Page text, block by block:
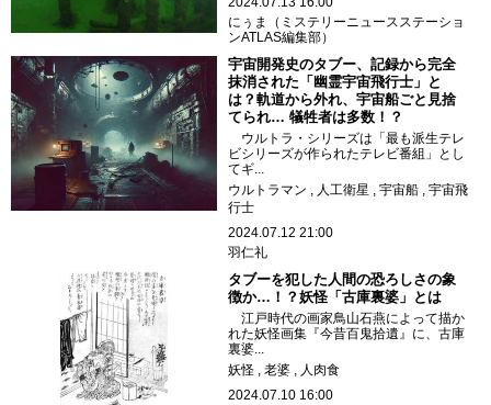
にぅま（ミステリーニュースステーショ
ンATLAS編集部）
宇宙開発史のタブー、記録から完全
抹消された「幽霊宇宙飛行士」と
は？軌道から外れ、宇宙船ごと見捨
てられ… 犠牲者は多数！？
ウルトラ・シリーズは「最も派生テレ
ビシリーズが作られたテレビ番組」とし
てギ...
ウルトラマン
人工衛星 宇宙船
宇宙飛
行士
2024.07.12 21:00
羽仁礼
タブーを犯した人間の恐ろしさの象
徴か…！？妖怪「古庫裏婆」とは
江戸時代の画家鳥山石燕によって描か
れた妖怪画集『今昔百鬼拾遺』に、古庫
裏婆...
妖怪
老婆
人肉食
2024.07.10 16:00